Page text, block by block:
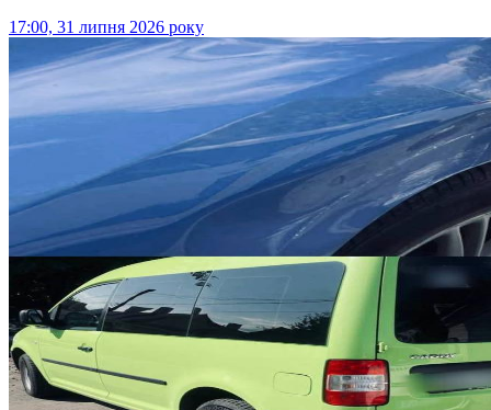
17:00, 31 липня 2026 року